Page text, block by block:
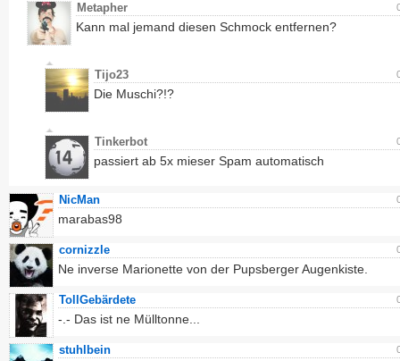
Metapher
Kann mal jemand diesen Schmock entfernen?
Tijo23
Die Muschi?!?
Tinkerbot
passiert ab 5x mieser Spam automatisch
NicMan
marabas98
cornizzle
Ne inverse Marionette von der Pupsberger Augenkiste.
TollGebärdete
-.- Das ist ne Mülltonne...
stuhlbein